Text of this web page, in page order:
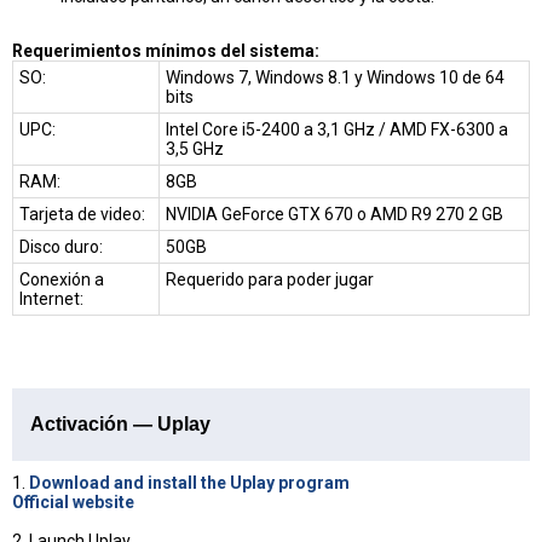
Requerimientos mínimos del sistema:
SO:
Windows 7, Windows 8.1 y Windows 10 de 64
bits
UPC:
Intel Core i5-2400 a 3,1 GHz / AMD FX-6300 a
3,5 GHz
RAM:
8GB
Tarjeta de video:
NVIDIA GeForce GTX 670 o AMD R9 270 2 GB
Disco duro:
50GB
Conexión a
Internet:
Requerido para poder jugar
Activación — Uplay
1.
Download and install the Uplay program
Official website